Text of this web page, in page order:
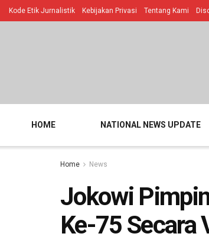
Kode Etik Jurnalistik Kebijakan Privasi Tentang Kami
HOME NATIONAL NEWS UPDATE
Home News
Jokowi
Ke-75 Secara